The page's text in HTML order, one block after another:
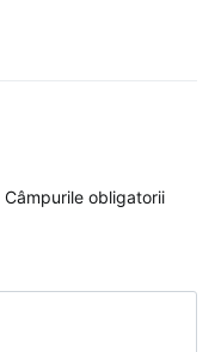
Câmpurile obligatorii